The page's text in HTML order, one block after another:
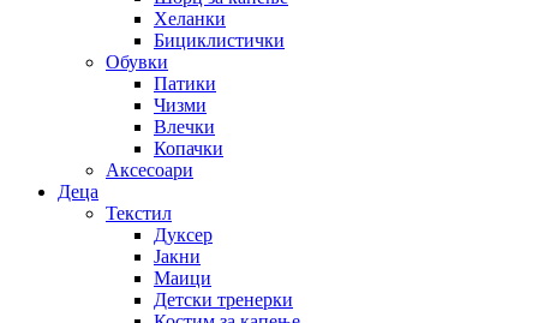
Хеланки
Бициклистички
Обувки
Патики
Чизми
Влечки
Копачки
Аксесоари
Деца
Текстил
Дуксер
Јакни
Маици
Детски тренерки